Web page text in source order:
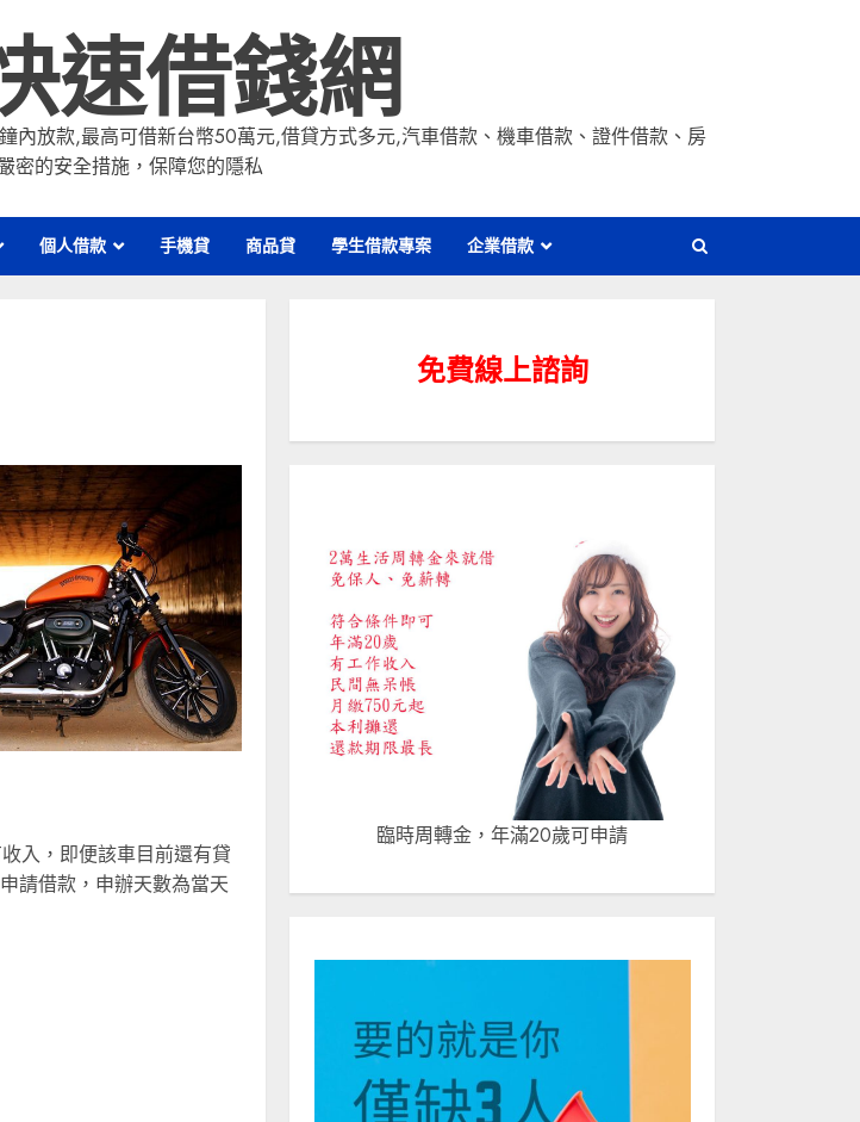
速借錢網
內放款,最高可借新台幣50萬元,借貸方式多元,汽車借款、機車借款、證件借款、房
密的安全措施，保障您的隱私
個人借款 手機貸 商品貸 學生借款專案 企業借款
入，即便該車目前還有貸
請借款，申辦天數為當天
免費線上諮詢
臨時周轉金，年滿20歲可申請